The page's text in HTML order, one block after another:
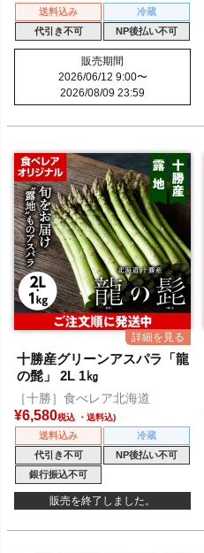
送料込み
冷蔵
代引き不可
NP後払い不可
販売期間
2026/06/12 9:00〜
2026/08/09 23:59
十勝産グリーンアスパラ「龍
の髭」 2L 1㎏
［十勝］食べレア北海道
¥6,580税込
送料込み
冷蔵
代引き不可
NP後払い不可
銀行振込不可
販売を終了しました。